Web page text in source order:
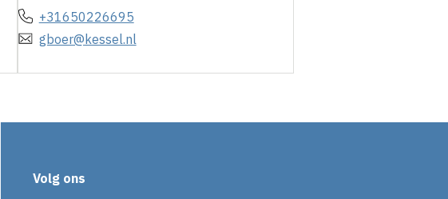
+31650226695
gboer@kessel.nl
Volg ons